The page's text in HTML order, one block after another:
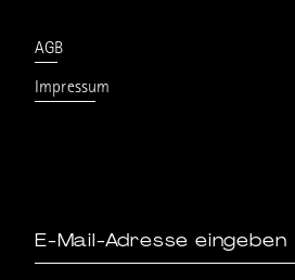
AGB
Impressum